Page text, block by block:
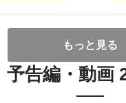
もっと見る
予告編・動画